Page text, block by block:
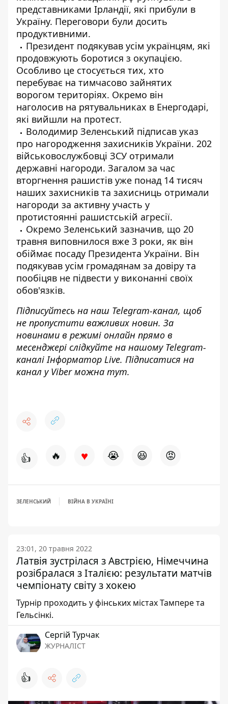
представниками Ірландії, які прибули в
Україну. Переговори були досить
продуктивними.
Президент подякував усім українцям, які
продовжують боротися з окупацією.
Особливо це стосується тих, хто
перебуває на тимчасово зайнятих
ворогом територіях. Окремо він
наголосив на рятувальниках в Енергодарі,
які вийшли на протест.
Володимир Зеленський підписав указ
про нагородження захисників України. 202
військовослужбовці ЗСУ отримали
державні нагороди. Загалом за час
вторгнення рашистів уже понад 14 тисяч
наших захисників та захисниць отримали
нагороди за активну участь у
протистоянні рашистській агресії.
Окремо Зеленський зазначив, що 20
травня виповнилося вже 3 роки, як він
обіймає посаду Президента України. Він
подякував усім громадянам за довіру та
пообіцяв не підвести у виконанні своїх
обов'язків.
Підписуйтесь на наш Telegram-канал, щоб
не пропустити важливих новин. За
новинами в режимі онлайн прямо в
месенджері слідкуйте на нашому Telegram-
каналіІнформатор Live. Підписатися на
канал у Viber можна тут.
👍 🔥 ♥ 😭 😆 😡
ЗЕЛЕНСЬКИЙ ВІЙНА В УКРАЇНІ
23:01, 20 травня 2022
Латвія зустрілася з Австрією, Німеччина
розібралася з Італією: результати матчів
чемпіонату світу з хокею
Турнір проходить у фінських містах Тампере та
Гельсінкі.
Сергій Турчак
ЖУРНАЛІСТ
👍